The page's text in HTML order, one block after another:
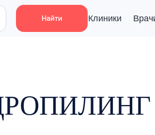
Найти Клиники